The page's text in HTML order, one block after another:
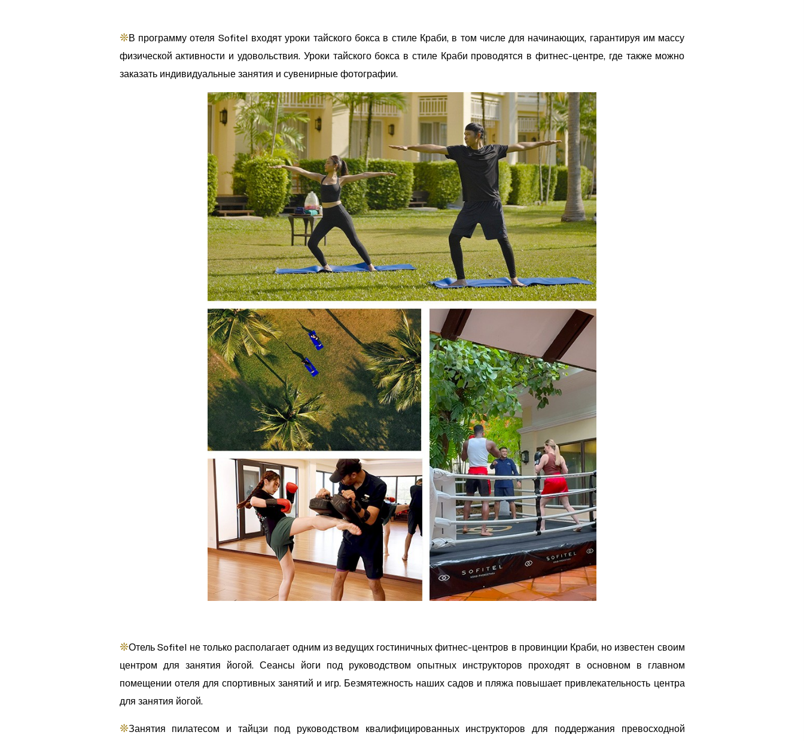
❊В программу отеля Sofitel входят уроки тайского бокса в стиле Краби, в том числе для начинающих, гарантируя им массу
физической активности и удовольствия. Уроки тайского бокса в стиле Краби проводятся в фитнес-центре, где также можно
заказать индивидуальные занятия и сувенирные фотографии.
❊Отель Sofitel не только располагает одним из ведущих гостиничных фитнес-центров в провинции Краби, но известен своим
центром для занятия йогой. Сеансы йоги под руководством опытных инструкторов проходят в основном в главном
помещении отеля для спортивных занятий и игр. Безмятежность наших садов и пляжа повышает привлекательность центра
для занятия йогой.
❊Занятия пилатесом и тайцзи под руководством квалифицированных инструкторов для поддержания превосходной